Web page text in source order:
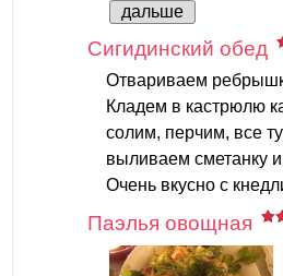
дальше
Сигидинский обед
Отвариваем
Кладем в кастрюлю
солим, перчим, все
выливаем сметанку
Очень вкусно с
Паэлья овощная